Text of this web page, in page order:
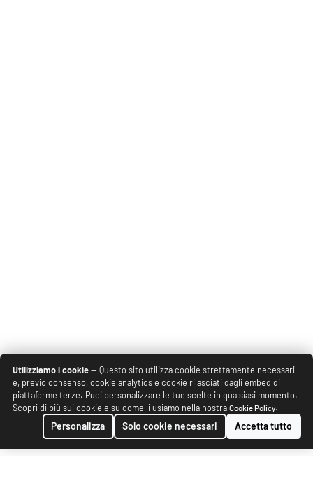
Utilizziamo i cookie— Questo sito utilizza cookie strettamente necessari
e, previo consenso, cookie analytics e cookie rilasciati dagli embed di
piattaforme terze. Puoi personalizzare le tue scelte in qualsiasi momento.
Scopri di più sui cookie e su come li usiamo nella nostra Cookie Policy.
Personalizza Solo cookie necessari Accetta tutto